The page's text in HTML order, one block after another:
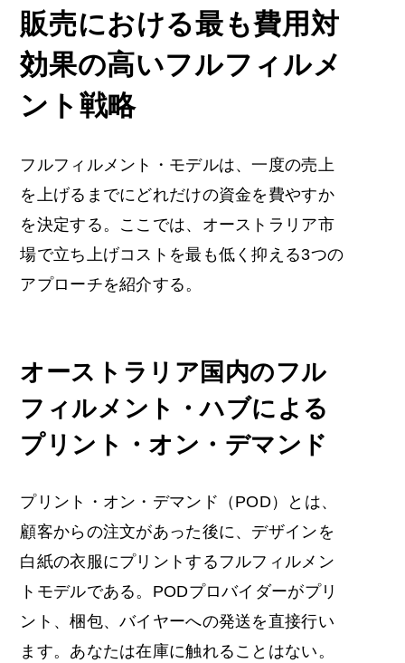
販売における最も費用対
効果の高いフルフィルメ
ント戦略
フルフィルメント・モデルは、一度の売上
を上げるまでにどれだけの資金を費やすか
を決定する。ここでは、オーストラリア市
場で立ち上げコストを最も低く抑える3つの
アプローチを紹介する。
オーストラリア国内のフル
フィルメント・ハブによる
プリント・オン・デマンド
プリント・オン・デマンド（POD）とは、
顧客からの注文があった後に、デザインを
白紙の衣服にプリントするフルフィルメン
トモデルである。PODプロバイダーがプリ
ント、梱包、バイヤーへの発送を直接行い
ます。あなたは在庫に触れることはない。